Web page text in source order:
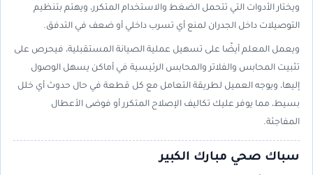
ويختار الأدوات التي تتحمل الضغط والاستخدام المتكرر، ويهتم بتنظيم
التوصيلات داخل الجدران لمنع أي تسرب داخلي أو ضعف في التدفق.
ويعمل المعلم أيضًا على تسهيل عملية الصيانة المستقبلية، فيحرص على
تثبيت المحابس والفلاتر والمحابس الرئيسية في أماكن يسهل الوصول
إليها، ويوجه العميل لطريقة التعامل مع كل قطعة في حال حدوث أي خلل
بسيط، مما يوفر عليك تكاليف الإصلاح المتكرر أو فوضى الأعطال
المفاجئة.
سباك صحي مبارك الكبير